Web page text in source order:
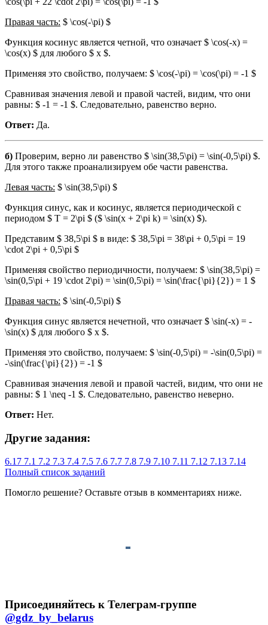
Правая часть: $ \cos(-\pi) $
Функция косинус является четной, что означает $ \cos(-x) =
\cos(x) $ для любого $ x $.
Применяя это свойство, получаем: $ \cos(-\pi) = \cos(\pi) = -1 $
Сравнивая значения левой и правой частей, видим, что они
равны: $ -1 = -1 $. Следовательно, равенство верно.
Ответ: Да.
б) Проверим, верно ли равенство $ \sin(38,5\pi) = \sin(-0,5\pi) $.
Для этого также проанализируем обе части равенства.
Левая часть: $ \sin(38,5\pi) $
Функция синус, как и косинус, является периодической с
периодом $ T = 2\pi $ ($ \sin(x + 2\pi k) = \sin(x) $).
Представим $ 38,5\pi $ в виде: $ 38,5\pi = 38\pi + 0,5\pi = 19
\cdot 2\pi + 0,5\pi $
Применяя свойство периодичности, получаем: $ \sin(38,5\pi) =
\sin(0,5\pi + 19 \cdot 2\pi) = \sin(0,5\pi) = \sin(\frac{\pi}{2}) = 1 $
Правая часть: $ \sin(-0,5\pi) $
Функция синус является нечетной, что означает $ \sin(-x) = -
\sin(x) $ для любого $ x $.
Применяя это свойство, получаем: $ \sin(-0,5\pi) = -\sin(0,5\pi) =
-\sin(\frac{\pi}{2}) = -1 $
Сравнивая значения левой и правой частей, видим, что они не
равны: $ 1 \neq -1 $. Следовательно, равенство неверно.
Ответ: Нет.
Другие задания:
6.17 7.1 7.2 7.3 7.4 7.5 7.6 7.7 7.8 7.9 7.10 7.11 7.12 7.13 7.14
Полный список заданий
Помогло решение? Оставьте отзыв в комментариях ниже.
Присоединяйтесь к Телеграм-группе
@gdz_by_belarus